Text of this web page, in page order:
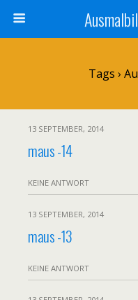
Tags ›
13 SEPTEMBER, 2014
maus -14
KEINE ANTWORT
13 SEPTEMBER, 2014
maus -13
KEINE ANTWORT